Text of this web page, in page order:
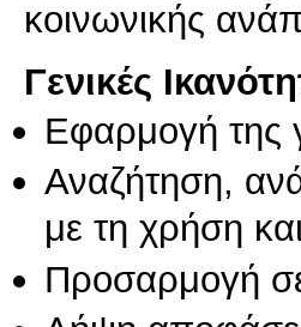
Γενικές
Εφαρμογή της
Αναζήτηση,
με τη χρήση
Προσαρμογή